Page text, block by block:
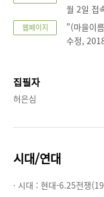
월 2일 접
웹페이지
"(마을이
수정,
집필자
허은심
시대/연대
· 시대 :현대-6.25전쟁